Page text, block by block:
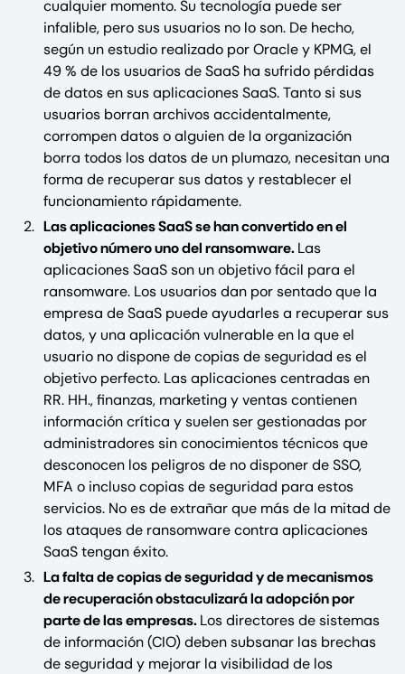
cualquier momento. Su tecnología puede ser
infalible, pero sus usuarios no lo son. De hecho,
según un estudio realizado por Oracle y KPMG, el
49 % de los usuarios de SaaS ha sufrido pérdidas
de datos en sus aplicaciones SaaS. Tanto si sus
usuarios borran archivos accidentalmente,
corrompen datos o alguien de la organización
borra todos los datos de un plumazo, necesitan una
forma de recuperar sus datos y restablecer el
funcionamiento rápidamente.
Las aplicaciones SaaS se han convertido en el
objetivo número uno del ransomware.Las
aplicaciones SaaS son un objetivo fácil para el
ransomware. Los usuarios dan por sentado que la
empresa de SaaS puede ayudarles a recuperar sus
datos, y una aplicación vulnerable en la que el
usuario no dispone de copias de seguridad es el
objetivo perfecto. Las aplicaciones centradas en
RR. HH., finanzas, marketing y ventas contienen
información crítica y suelen ser gestionadas por
administradores sin conocimientos técnicos que
desconocen los peligros de no disponer de SSO,
MFA o incluso copias de seguridad para estos
servicios. No es de extrañar que más de la mitad de
los ataques de ransomware contra aplicaciones
SaaS tengan éxito.
La falta de copias de seguridad y de mecanismos
de recuperación obstaculizará la adopción por
parte de las empresas.Los directores de sistemas
de información (CIO) deben subsanar las brechas
de seguridad y mejorar la visibilidad de los